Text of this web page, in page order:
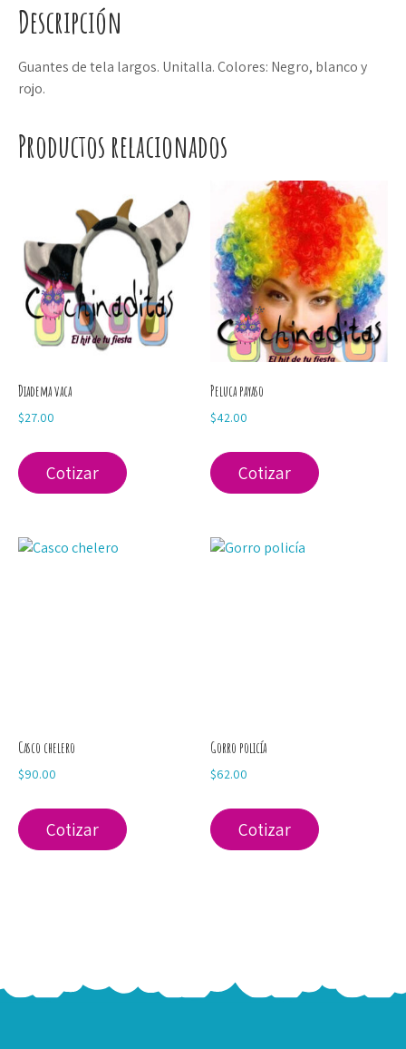
Descripción
Guantes de tela largos. Unitalla. Colores: Negro, blanco y
rojo.
Productos relacionados
Diadema vaca
$27.00
Cotizar
Peluca payaso
$42.00
Cotizar
Casco chelero
$90.00
Cotizar
Gorro policía
$62.00
Cotizar